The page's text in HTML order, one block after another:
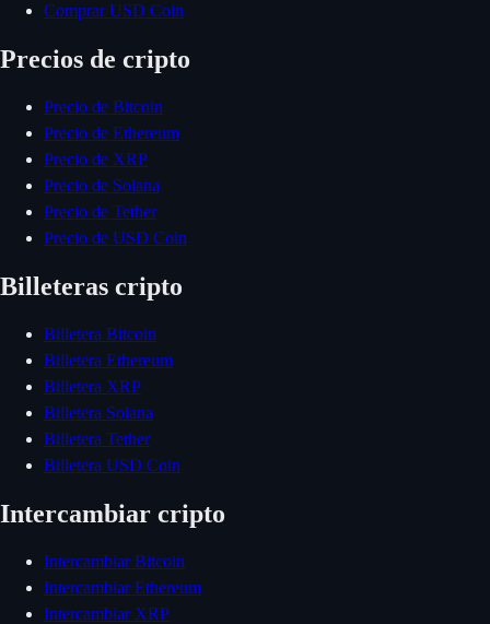
Comprar USD Coin
Precios de cripto
Precio de Bitcoin
Precio de Ethereum
Precio de XRP
Precio de Solana
Precio de Tether
Precio de USD Coin
Billeteras cripto
Billetera Bitcoin
Billetera Ethereum
Billetera XRP
Billetera Solana
Billetera Tether
Billetera USD Coin
Intercambiar cripto
Intercambiar Bitcoin
Intercambiar Ethereum
Intercambiar XRP